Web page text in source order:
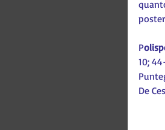
P
10;
De